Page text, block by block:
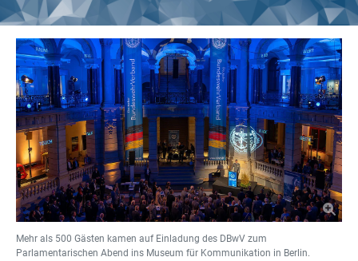
Mehr als 500 Gästen kamen auf Einladung des DBwV zum
Parlamentarischen Abend ins Museum für Kommunikation in Berlin.